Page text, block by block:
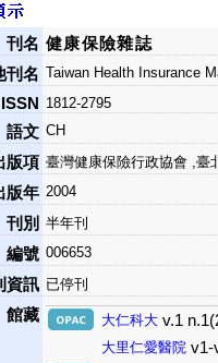
刊名 健康保險雜誌
刊名 Taiwan Health Insurance
ISSN 1812-2795
語文 CH
版項 臺灣健康保險行政協會 ,臺
版年 2004
刊別 半年刊
編號 006653
資訊 已停刊
館藏 大仁科大 v.1
大里仁愛醫院 v1-